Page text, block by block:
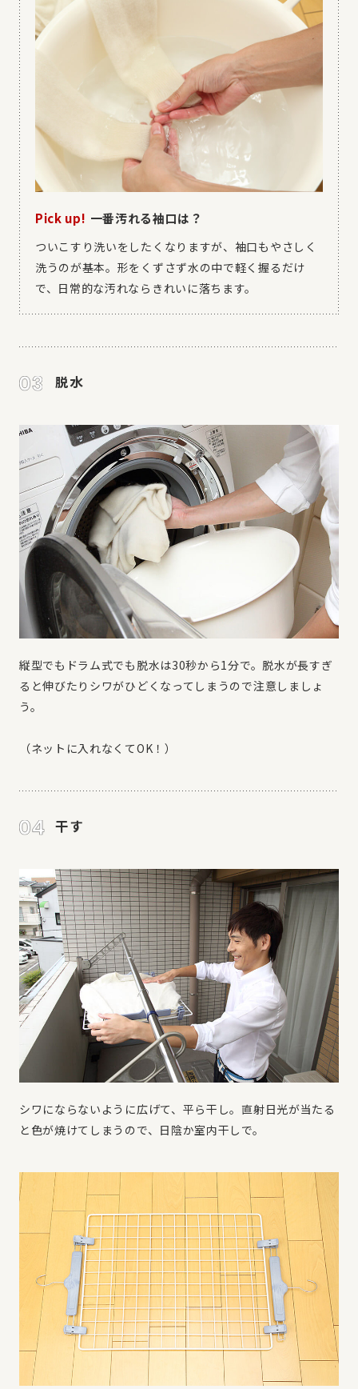
Pick up! 一番汚れる袖口は？
ついこすり洗いをしたくなりますが、袖口もやさしく
洗うのが基本。形をくずさず水の中で軽く握るだけ
で、日常的な汚れならきれいに落ちます。
脱水
縦型でもドラム式でも脱水は30秒から1分で。脱水が長すぎ
ると伸びたりシワがひどくなってしまうので注意しましょ
う。
（ネットに入れなくてOK！）
干す
シワにならないように広げて、平ら干し。直射日光が当たる
と色が焼けてしまうので、日陰か室内干しで。